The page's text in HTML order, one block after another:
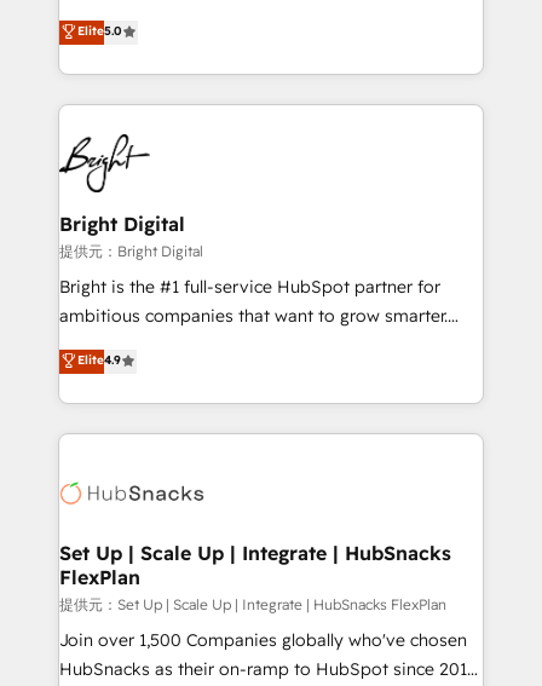
Growth-Driven Design Agency of the Year 🏆2016
Sales Enablement HubSpot Impact Award 🏆2015
HubSpot COS Performance Award 🏆2014 HubSpot
COS Design Award 🏆2013 HubSpot Marketplace
Partner 📆Founded in 1997
and nonprofits — to streamline operations, scale
revenue, and unlock the full potential of HubSpot.
With deep technical and industry expertise, we fuse
automation, integration, and AI innovation to deliver
lasting impact. We specialize in: • Turnkey and end-
to-end HubSpot implementations • Onboarding for
Sales, Service, Marketing & Content Hubs • AI voice
and chat agents, predictive automation, and smart
workflows • Salesforce + HubSpot integration •
RevOps and AI-driven sales enablement • Website
design and CMS development • ERP integration: SAP,
and CRM migration from any platform •
Client/member portals built on HubSpot • Custom
WooCommerce, BuilderTrend, and more Experience
the difference — reach out to see how AI + HubSpot
Elite5.0
Bright Digital
提供元：Bright Digital
Bright is the #1 full-service HubSpot partner for
ambitious companies that want to grow smarter.
From HubSpot onboarding, to training, from
developing a new website to lead generation and
digital marketing; we do it all (and with great
results)! In short, our services include: - HubSpot
HubSpot development: websites, custom modules,
marketing, advertising, campaigns, content and
design We connect people, data and technology to
improve customer experiences. With our bright
people, exciting ideas and can-do mentality, we
ensure revenue growth on a daily basis. So tell us
Elite4.9
Set Up | Scale Up | Integrate | HubSnacks
FlexPlan
提供元：Set Up | Scale Up | Integrate | HubSnacks FlexPlan
Join over 1,500 Companies globally who've chosen
HubSnacks as their on-ramp to HubSpot since 2014